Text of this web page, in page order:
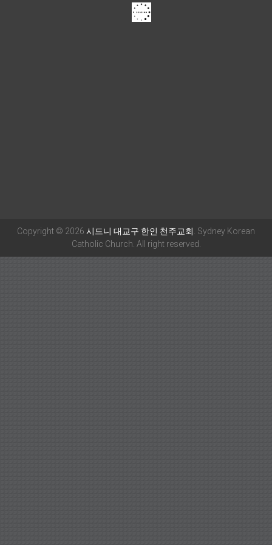
Copyright © 2026 시드니 대교구 한인 천주교회 . Sydney Korean
Catholic Church. All right reserved.